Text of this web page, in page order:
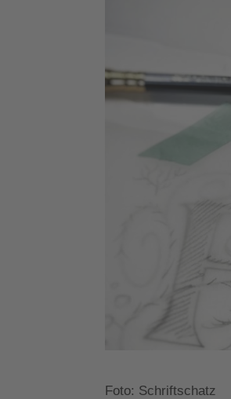
Foto: Schriftschatz